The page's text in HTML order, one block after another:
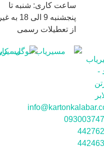
ساعت کاری: شنبه تا
پنجشنبه 9 الی 18 به غیر
از تعطیلات رسمی